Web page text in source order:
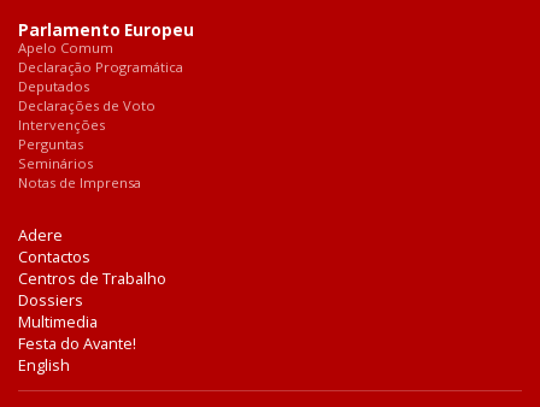
Parlamento Europeu
Apelo Comum
Declaração Programática
Deputados
Declarações de Voto
Intervenções
Perguntas
Seminários
Notas de Imprensa
Adere
Contactos
Centros de Trabalho
Dossiers
Multimedia
Festa do Avante!
English